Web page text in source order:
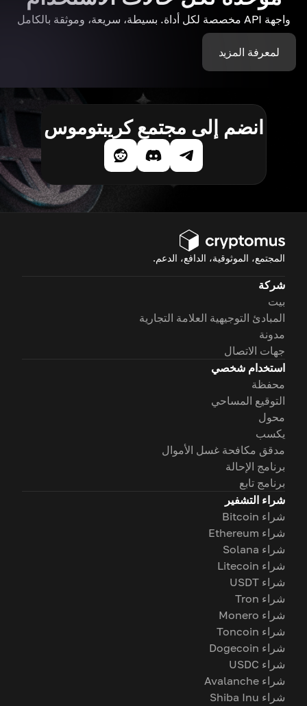
واجهة API مخصصة لكل أداة. بسيطة، سريعة، وموثقة بالكامل
لمعرفة المزيد
انضم إلى مجتمع كريبتوموس
المجتمع، الموثوقية، الدافع، الدعم.
شركة
بيت
المبادئ التوجيهية العلامة التجارية
مدونة
جهات الاتصال
استخدام شخصي
محفظة
التوقيع المساحي
محول
يكسب
مدقق مكافحة غسل الأموال
برنامج الإحالة
برنامج تابع
شراء التشفير
شراء Bitcoin
شراء Ethereum
شراء Solana
شراء Litecoin
شراء USDT
شراء Tron
شراء Monero
شراء Toncoin
شراء Dogecoin
شراء USDC
شراء Avalanche
شراء Shiba Inu